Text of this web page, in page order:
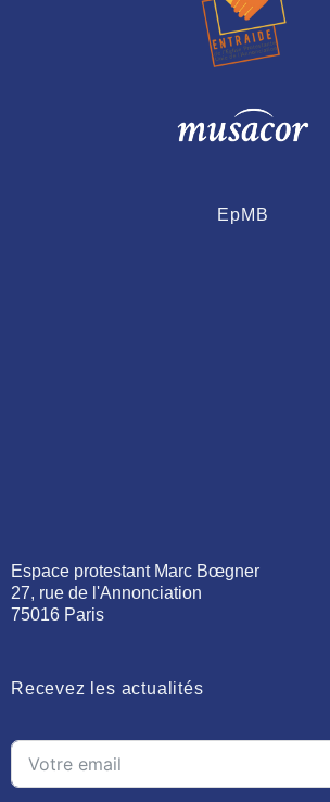
EpMB
Espace protestant Marc Bœgner
27, rue de l'Annonciation
75016 Paris
Recevez les actualités